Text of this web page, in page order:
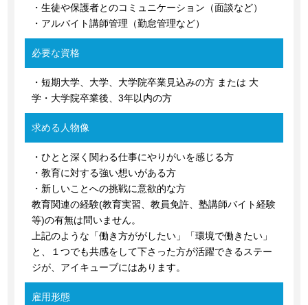
・生徒や保護者とのコミュニケーション（面談など）
・アルバイト講師管理（勤怠管理など）
必要な資格
・短期大学、大学、大学院卒業見込みの方 または 大
学・大学院卒業後、3年以内の方
求める人物像
・ひとと深く関わる仕事にやりがいを感じる方
・教育に対する強い想いがある方
・新しいことへの挑戦に意欲的な方
教育関連の経験(教育実習、教員免許、塾講師バイト経験
等)の有無は問いません。
上記のような「働き方ががしたい」「環境で働きたい」
と、１つでも共感をして下さった方が活躍できるステー
ジが、アイキューブにはあります。
雇用形態